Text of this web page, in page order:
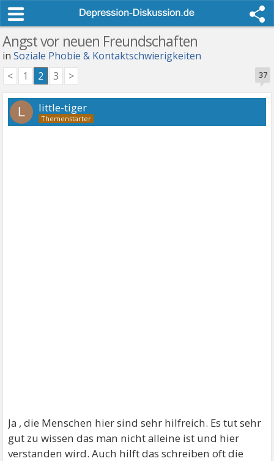
Angst vor neuen Freundschaften
inSoziale Phobie & Kontaktschwierigkeiten
37
< 1 2 3 >
L little-tiger
Ja , die Menschen hier sind sehr hilfreich. Es tut sehr
gut zu wissen das man nicht alleine ist und hier
verstanden wird. Auch hilft das schreiben oft die